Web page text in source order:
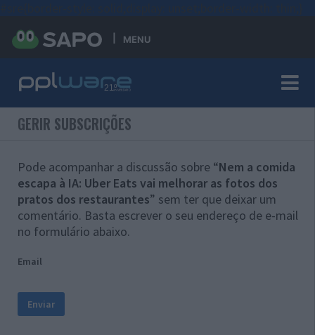
MENU
GERIR SUBSCRIÇÕES
Pode acompanhar a discussão sobre “Nem a comida
escapa à IA: Uber Eats vai melhorar as fotos dos
pratos dos restaurantes” sem ter que deixar um
comentário. Basta escrever o seu endereço de e-mail
no formulário abaixo.
Email